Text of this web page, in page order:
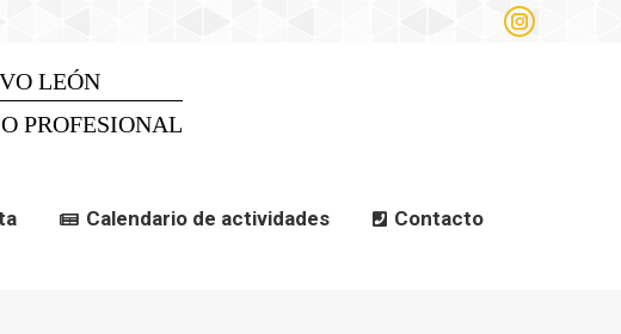
Instagram
LEÓN
PROFESIONAL
Calendario de actividades Contacto